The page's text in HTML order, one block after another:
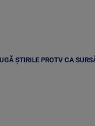
ȘTIRILE PROTV CA